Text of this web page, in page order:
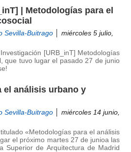
| Metodologías para el
Sevilla-Buitrago │ miércoles 5 julio,
[URB_inT] Metodologías
que tuvo lugar el pasado 27 de junio
el análisis urbano y
Sevilla-Buitrago │ miércoles 14 junio,
«Metodologías para el análisis
el próximo martes 27 de junioa las
Superior de Arquitectura de Madrid